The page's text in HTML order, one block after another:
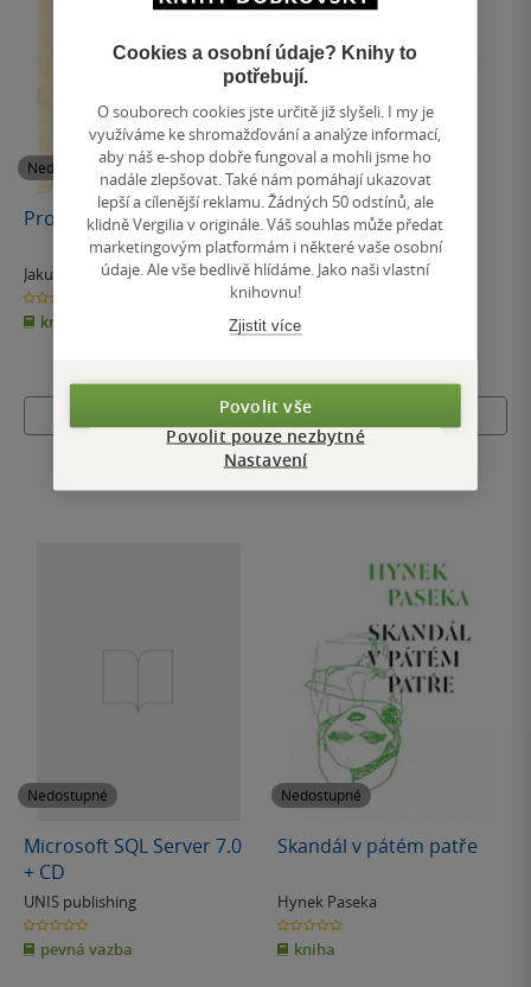
Nedostupné
Proč bychom se netěšili
Jakub Deml
0.0
z
5
hvězdiček
kniha
Nedostupné
Jak jen teskná je noc
František Lízna
0.0
5
hvězdiček
kniha
Nedostupné
Microsoft SQL Server 7.0
+ CD
UNIS publishing
0.0
z
5
hvězdiček
pevná vazba
Nedostupné
Skandál v pátém patře
Hynek Paseka
0.0
z
5
hvězdiček
kniha
Cookies a osobní údaje? Knihy to
potřebují.
O souborech cookies jste určitě již slyšeli. I my je
využíváme ke shromažďování a analýze informací,
aby náš e-shop dobře fungoval a mohli jsme ho
nadále zlepšovat. Také nám pomáhají ukazovat
lepší a cílenější reklamu. Žádných 50 odstínů, ale
klidně Vergilia v originále. Váš souhlas může předat
marketingovým platformám i některé vaše osobní
údaje. Ale vše bedlivě hlídáme. Jako naši vlastní
knihovnu!
Zjistit více
Povolit vše
Povolit pouze nezbytné
Nastavení